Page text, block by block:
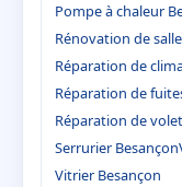
Pompe à chaleur
Rénovation de
Réparation de
Réparation de
Réparation de
Serrurier Besançon
Vitrier Besançon